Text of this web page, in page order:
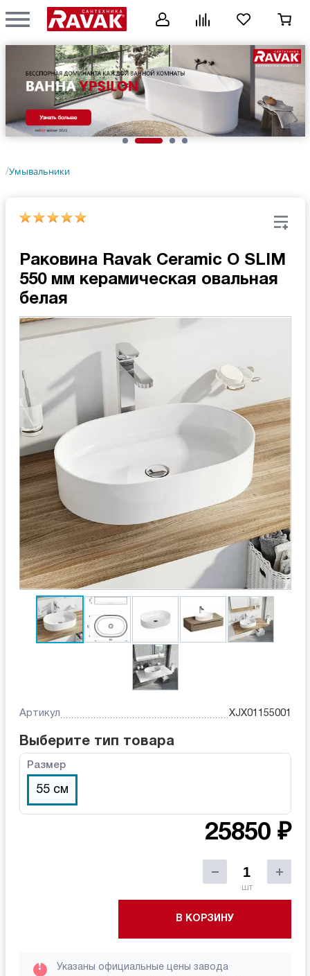
/Умывальники
Раковина Ravak Ceramic O SLIM
550 мм керамическая овальная
белая
Артикул XJX01155001
Выберите тип товара
Размер
55 см
25850 ₽
шт
В КОРЗИНУ
!
Указаны официальные цены завода